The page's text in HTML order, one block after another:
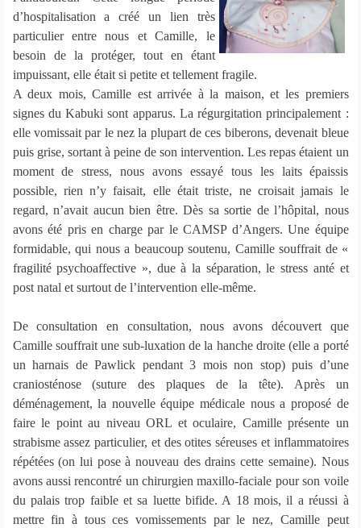
d’hospitalisation a créé un lien très
particulier entre nous et Camille, le
besoin de la protéger, tout en étant
impuissant, elle était si petite et tellement fragile.
A deux mois, Camille est arrivée à la maison, et les premiers
signes du Kabuki sont apparus. La régurgitation principalement :
elle vomissait par le nez la plupart de ces biberons, devenait bleue
puis grise, sortant à peine de son intervention. Les repas étaient un
moment de stress, nous avons essayé tous les laits épaissis
possible, rien n’y faisait, elle était triste, ne croisait jamais le
regard, n’avait aucun bien être. Dès sa sortie de l’hôpital, nous
avons été pris en charge par le CAMSP d’Angers. Une équipe
formidable, qui nous a beaucoup soutenu, Camille souffrait de «
fragilité psychoaffective », due à la séparation, le stress anté et
post natal et surtout de l’intervention elle-même.
De consultation en consultation, nous avons découvert que
Camille souffrait une sub-luxation de la hanche droite (elle a porté
un harnais de Pawlick pendant 3 mois non stop) puis d’une
craniosténose (suture des plaques de la tête). Après un
déménagement, la nouvelle équipe médicale nous a proposé de
faire le point au niveau ORL et oculaire, Camille présente un
strabisme assez particulier, et des otites séreuses et inflammatoires
répétées (on lui pose à nouveau des drains cette semaine). Nous
avons aussi rencontré un chirurgien maxillo-faciale pour son voile
du palais trop faible et sa luette bifide. A 18 mois, il a réussi à
mettre fin à tous ces vomissements par le nez, Camille peut